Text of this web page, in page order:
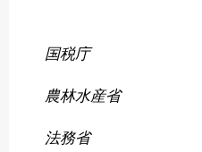
国税庁
農林水産省
法務省